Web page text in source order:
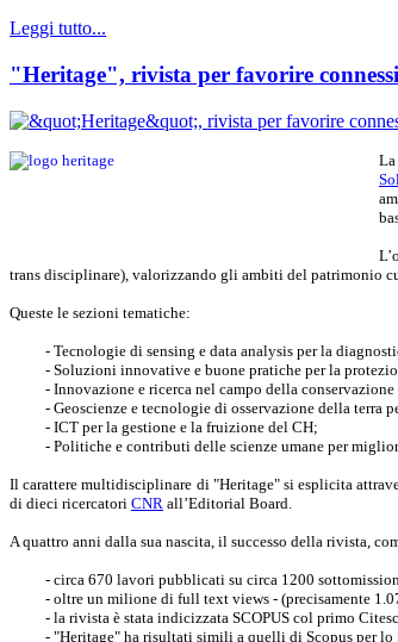
Leggi tutto...
"Heritage", rivista per favorire
trans disciplinare), valorizzando gli ambiti del patrimonio
Queste le sezioni tematiche:
- Tecnologie di sensing e data analysis per la
- Soluzioni innovative e buone pratiche per la
- Innovazione e ricerca nel campo della
- Geoscienze e tecnologie di osservazione della terra
- ICT per la gestione e la fruizione del CH;
- Politiche e contributi delle scienze umane per
Il carattere multidisciplinare di "Heritage" si esplicita
di dieci ricercatori CNR all’Editorial Board.
A quattro anni dalla sua nascita, il successo della rivista,
- circa 670 lavori pubblicati su circa 1200
- oltre un milione di full text views - (precisamente
- la rivista è stata indicizzata SCOPUS col primo
- "Heritage" ha risultati simili a quelli di Scopus per lo